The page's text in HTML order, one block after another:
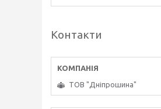
Контакти
ТОВ "Дніпрошина"